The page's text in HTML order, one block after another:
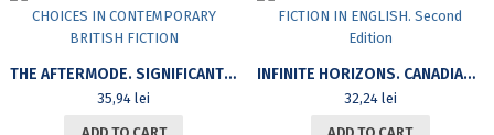
THE AFTERMODE. SIGNIFICANT CHOICES IN CONTEMPORARY BRITISH FICTION
35,94lei
INFINITE HORIZONS. CANADIAN FICTION IN ENGLISH. SECOND EDITION
32,24 lei